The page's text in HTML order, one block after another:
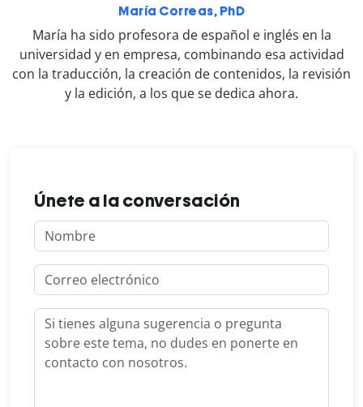
María Correas, PhD
María ha sido profesora de español e inglés en la
universidad y en empresa, combinando esa actividad
con la traducción, la creación de contenidos, la revisión
y la edición, a los que se dedica ahora.
Únete a la conversación